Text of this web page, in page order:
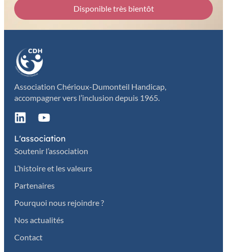
Disponible très bientôt
Association Chérioux-Dumonteil Handicap,
accompagner vers l’inclusion depuis 1965.
L'association
Soutenir l’association
L’histoire et les valeurs
Partenaires
Pourquoi nous rejoindre ?
Nos actualités
Contact